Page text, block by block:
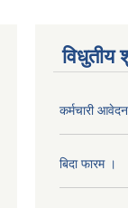
विधुतीय
कर्मचारी
बिदा फारम ।